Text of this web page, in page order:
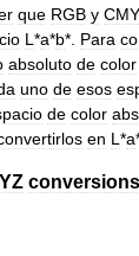
que RGB y
L *a*b*. Para
absoluto de color
uno de esos
de color
en L *a
conversions